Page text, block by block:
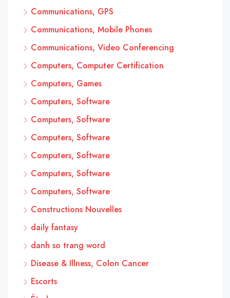
Communications, GPS
Communications, Mobile Phones
Communications, Video Conferencing
Computers, Computer Certification
Computers, Games
Computers, Software
Computers, Software
Computers, Software
Computers, Software
Computers, Software
Computers, Software
Constructions Nouvelles
daily fantasy
danh so trang word
Disease & Illness, Colon Cancer
Escorts